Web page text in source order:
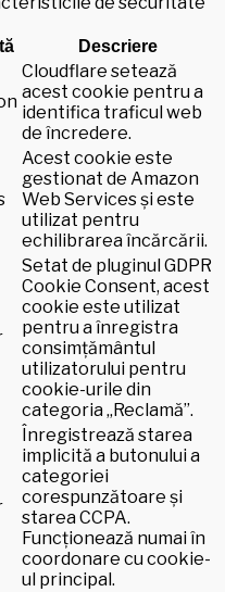
Descriere
Cloudflare setează
acest cookie pentru a
identifica traficul web
de încredere.
Acest cookie este
gestionat de Amazon
Web Services și este
utilizat pentru
echilibrarea încărcării.
Setat de pluginul GDPR
Cookie Consent, acest
cookie este utilizat
pentru a înregistra
consimțământul
utilizatorului pentru
cookie-urile din
categoria „Reclamă”.
Înregistrează starea
implicită a butonului a
categoriei
corespunzătoare și
starea CCPA.
Funcționează numai în
coordonare cu cookie-
ul principal.